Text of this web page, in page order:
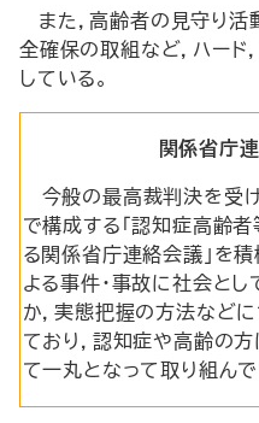
また，高齢者の見守り
全確保の取組など，ハード
している。
関係省庁
今般の最高裁判決を受
で構成する「認知症高齢
る関係省庁連絡会議」を
よる事件・事故に社会と
か，実態把握の方法など
ており，認知症や高齢の
て一丸となって取り組んで